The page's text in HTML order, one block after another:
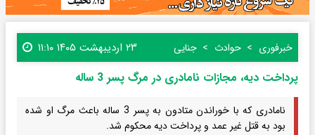
خبرفوری حوادث جنایی ۲۳ اردیبهشت ۱۴۰۵ ۱۱:۱۰
پرداخت دیه، مجازات نامادری در مرگ پسر 3 ساله
نامادری که با خوراندن متادون به پسر 3 ساله باعث مرگ او شده
بود به قتل غیر عمد و پرداخت دیه محکوم شد.